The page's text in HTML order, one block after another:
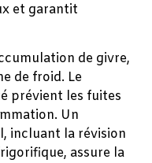
et garantit
de givre,
de froid. Le
prévient les fuites
Un
incluant la révision
assure la